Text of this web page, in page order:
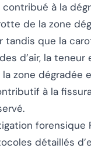
à la
de la zone
tandis que la
d’air, la teneur
zone dégradée
à la
forensique
détaillés